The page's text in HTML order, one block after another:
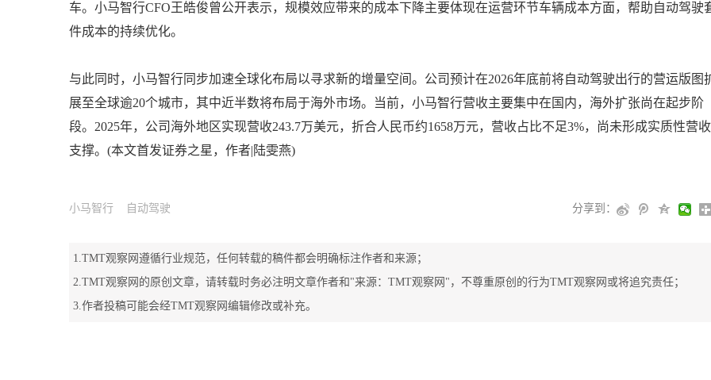
车。小马智行CFO王皓俊曾公开表示，规模效应带来的成本下降主要体现在运营环节车辆成本方面，帮助自动驾驶
件成本的持续优化。
与此同时，小马智行同步加速全球化布局以寻求新的增量空间。公司预计在2026年底前将自动驾驶出行的营运版图
展至全球逾20个城市，其中近半数将布局于海外市场。当前，小马智行营收主要集中在国内，海外扩张尚在起步阶
段。2025年，公司海外地区实现营收243.7万美元，折合人民币约1658万元，营收占比不足3%，尚未形成实质性营收
支撑。(本文首发证券之星，作者|陆雯燕)
小马智行 自动驾驶 分享到：
1.TMT观察网遵循行业规范，任何转载的稿件都会明确标注作者和来源；
2.TMT观察网的原创文章，请转载时务必注明文章作者和"来源：TMT观察网"，不尊重原创的行为TMT观察网或将追究责任；
3.作者投稿可能会经TMT观察网编辑修改或补充。